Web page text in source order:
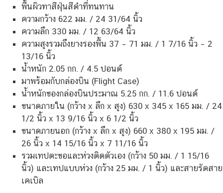
พื้นผิวทาสีฝุ่นสีดำที่ทนทาน
ความกว้าง 622 มม. / 24 31/64 นิ้ว
ความลึก 330 มม. / 12 63/64 นิ้ว
ความสูงรวมถึงยางรองพื้น 37 – 71 มม. / 1 7/16 นิ้ว – 2
13/16 นิ้ว
น้ำหนัก 2.05 กก. / 4.5 ปอนด์
มาพร้อมกับกล่องบิน (Flight Case)
น้ำหนักของกล่องบินประมาณ 5.25 กก. / 11.6 ปอนด์
ขนาดภายใน (กว้าง x ลึก x สูง) 630 x 345 x 165 มม. / 24
1/2 นิ้ว x 13 9/16 นิ้ว x 6 1/2 นิ้ว
ขนาดภายนอก (กว้าง x ลึก x สูง) 660 x 380 x 195 มม. /
26 นิ้ว x 14 15/16 นิ้ว x 7 11/16 นิ้ว
รวมเทปตะขอและห่วงติดตัวเอง (กว้าง 50 มม. / 1 15/16
นิ้ว) และเทปแบบห่วง (กว้าง 25 มม. / 1 นิ้ว) และสายรัดสาย
เคเบิล